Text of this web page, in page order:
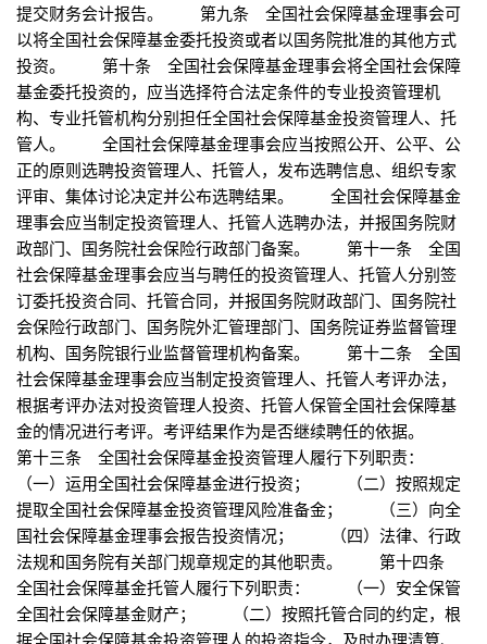
提交财务会计报告。 第九条 全国社会保障基金理事会可
以将全国社会保障基金委托投资或者以国务院批准的其他方式
投资。 第十条 全国社会保障基金理事会将全国社会保障
基金委托投资的，应当选择符合法定条件的专业投资管理机
构、专业托管机构分别担任全国社会保障基金投资管理人、托
管人。 全国社会保障基金理事会应当按照公开、公平、公
正的原则选聘投资管理人、托管人，发布选聘信息、组织专家
评审、集体讨论决定并公布选聘结果。 全国社会保障基金
理事会应当制定投资管理人、托管人选聘办法，并报国务院财
政部门、国务院社会保险行政部门备案。 第十一条 全国
社会保障基金理事会应当与聘任的投资管理人、托管人分别签
订委托投资合同、托管合同，并报国务院财政部门、国务院社
会保险行政部门、国务院外汇管理部门、国务院证券监督管理
机构、国务院银行业监督管理机构备案。 第十二条 全国
社会保障基金理事会应当制定投资管理人、托管人考评办法，
根据考评办法对投资管理人投资、托管人保管全国社会保障基
金的情况进行考评。考评结果作为是否继续聘任的依据。
第十三条 全国社会保障基金投资管理人履行下列职责：
（一）运用全国社会保障基金进行投资； （二）按照规定
提取全国社会保障基金投资管理风险准备金； （三）向全
国社会保障基金理事会报告投资情况； （四）法律、行政
法规和国务院有关部门规章规定的其他职责。 第十四条
全国社会保障基金托管人履行下列职责： （一）安全保管
全国社会保障基金财产； （二）按照托管合同的约定，根
据全国社会保障基金投资管理人的投资指令，及时办理清算、